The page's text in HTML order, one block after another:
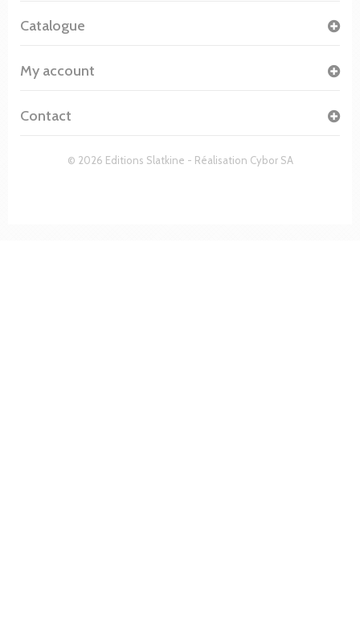
© 2026 Editions Slatkine - Réalisation Cybor SA
Catalogue
My account
Contact